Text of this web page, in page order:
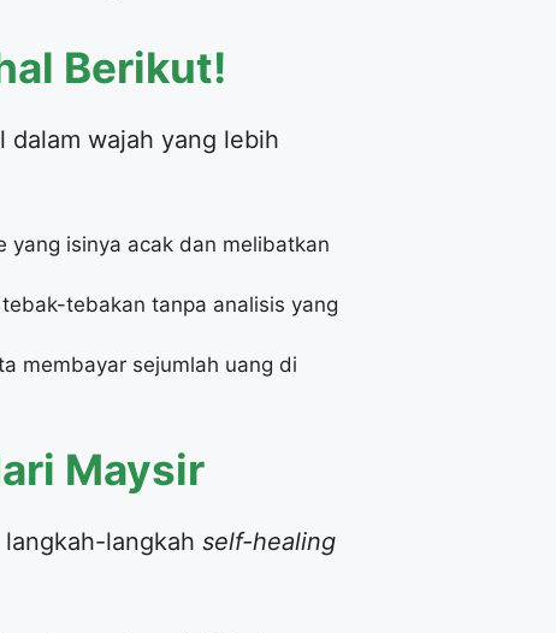
Berikut!
dalam wajah yang lebih
yang isinya acak dan melibatkan
tebakan tanpa analisis yang
membayar sejumlah uang di
Maysir
langkah self-healing